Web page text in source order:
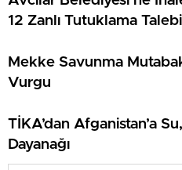
12 Zanlı Tutuklama
Mekke Savunma
Vurgu
TİKA’dan Afganistan’a
Dayanağı